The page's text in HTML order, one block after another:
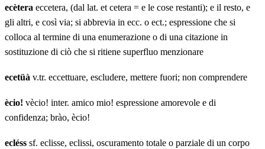
ecètera eccetera, (dal lat. et cetera = e le cose restanti); e il resto, e
gli altri, e così via; si abbrevia in ecc. o ect.; espressione che si
colloca al termine di una enumerazione o di una citazione in
sostituzione di ciò che si ritiene superfluo menzionare
ecetüà v.tr. eccettuare, escludere, mettere fuori; non comprendere
ècio! vècio! inter. amico mio! espressione amorevole e di
confidenza; brào, ècio!
ecléss sf. eclisse, eclissi, oscuramento totale o parziale di un corpo